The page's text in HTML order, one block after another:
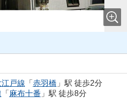
戸線 「 赤羽橋 」駅 徒歩2分
「 麻布十番 」駅 徒歩8分